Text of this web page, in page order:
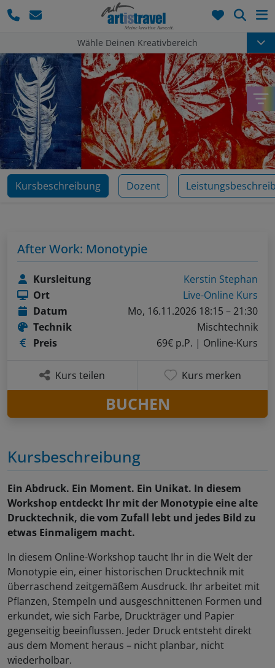
Wähle Deinen Kreativbereich
Kursbeschreibung Dozent
Kursbeschreibung
Ein Abdruck. Ein Moment. Ein Unikat. In diesem
Workshop entdeckt Ihr mit der Monotypie eine alte
Drucktechnik, die vom Zufall lebt und jedes Bild zu
etwas Einmaligem macht.
In diesem Online-Workshop taucht Ihr in die Welt der
Monotypie ein, einer historischen Drucktechnik mit
überraschend zeitgemäßem Ausdruck. Ihr arbeitet mit
Pflanzen, Stempeln und ausgeschnittenen Formen und
erkundet, wie sich Farbe, Druckträger und Papier
gegenseitig beeinflussen. Jeder Druck entsteht direkt
aus dem Moment heraus – nicht planbar, nicht
wiederholbar.
After Work: Monotypie
Kursleitung
Kerstin Stephan
Ort
Live-Online Kurs
Datum
Mo, 16.11.2026 18:15 – 21:30
Technik
Mischtechnik
Preis
69€ p.P. | Online-Kurs
Kurs teilen Kurs merken
BUCHEN